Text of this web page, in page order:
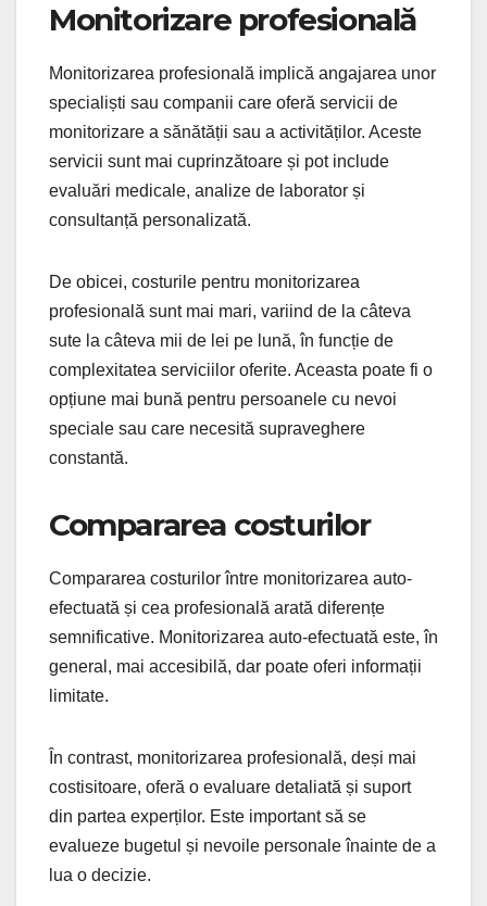
Monitorizare profesională
Monitorizarea profesională implică angajarea unor
specialiști sau companii care oferă servicii de
monitorizare a sănătății sau a activităților. Aceste
servicii sunt mai cuprinzătoare și pot include
evaluări medicale, analize de laborator și
consultanță personalizată.
De obicei, costurile pentru monitorizarea
profesională sunt mai mari, variind de la câteva
sute la câteva mii de lei pe lună, în funcție de
complexitatea serviciilor oferite. Aceasta poate fi o
opțiune mai bună pentru persoanele cu nevoi
speciale sau care necesită supraveghere
constantă.
Compararea costurilor
Compararea costurilor între monitorizarea auto-
efectuată și cea profesională arată diferențe
semnificative. Monitorizarea auto-efectuată este, în
general, mai accesibilă, dar poate oferi informații
limitate.
În contrast, monitorizarea profesională, deși mai
costisitoare, oferă o evaluare detaliată și suport
din partea experților. Este important să se
evalueze bugetul și nevoile personale înainte de a
lua o decizie.